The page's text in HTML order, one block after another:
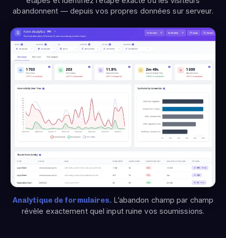
abandonnent — depuis vos propres données sur serveur.
Analytique de formulaires. L’abandon champ par champ
révèle exactement quel input ruine vos soumissions.